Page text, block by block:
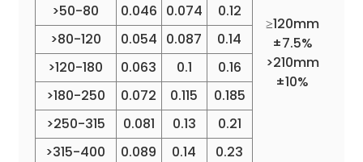
≥120mm
±7.5%
>210mm
±10%
>50-80
0.046 0.074
0.12
>80-120
0.054 0.087
0.14
>120-180
0.063 0.1
0.16
>180-250
0.072 0.115
0.185
>250-315
0.081 0.13
0.21
>315-400
0.089 0.14 0.23